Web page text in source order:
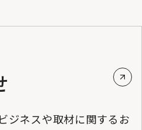
ジネスや取材に関するお